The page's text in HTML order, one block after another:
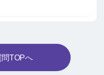
TOPへ